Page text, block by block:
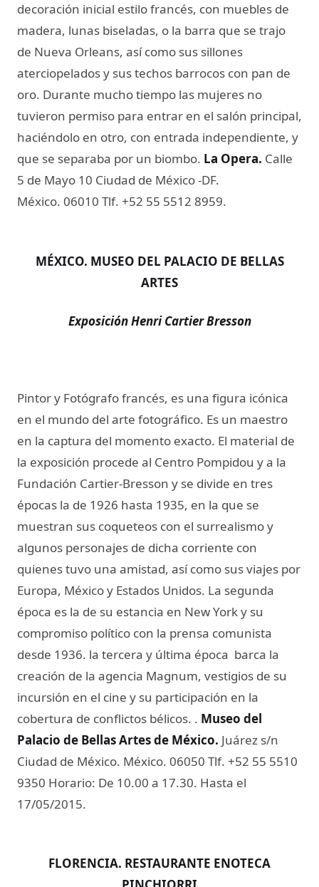
decoración inicial estilo francés, con muebles de
madera, lunas biseladas, o la barra que se trajo
de Nueva Orleans, así como sus sillones
aterciopelados y sus techos barrocos con pan de
oro. Durante mucho tiempo las mujeres no
tuvieron permiso para entrar en el salón principal,
haciéndolo en otro, con entrada independiente, y
que se separaba por un biombo. La Opera. Calle
5 de Mayo 10 Ciudad de México -DF.
México. 06010 Tlf. +52 55 5512 8959.
MÉXICO. MUSEO DEL PALACIO DE BELLAS
ARTES
Exposición Henri Cartier Bresson
Pintor y Fotógrafo francés, es una figura icónica
en el mundo del arte fotográfico. Es un maestro
en la captura del momento exacto. El material de
la exposición procede al Centro Pompidou y a la
Fundación Cartier-Bresson y se divide en tres
épocas la de 1926 hasta 1935, en la que se
muestran sus coqueteos con el surrealismo y
algunos personajes de dicha corriente con
quienes tuvo una amistad, así como sus viajes por
Europa, México y Estados Unidos. La segunda
época es la de su estancia en New York y su
compromiso político con la prensa comunista
desde 1936. la tercera y última época barca la
creación de la agencia Magnum, vestigios de su
incursión en el cine y su participación en la
cobertura de conflictos bélicos. . Museo del
Palacio de Bellas Artes de México. Juárez s/n
Ciudad de México. México. 06050 Tlf. +52 55 5510
9350 Horario: De 10.00 a 17.30. Hasta el
17/05/2015.
FLORENCIA. RESTAURANTE ENOTECA